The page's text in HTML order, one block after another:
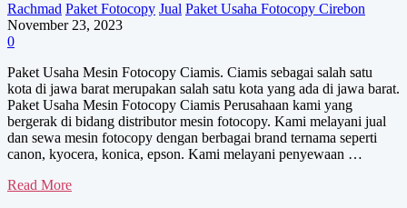
Rachmad Paket Fotocopy Jual Paket Usaha Fotocopy Cirebon
November 23, 2023
0
Paket Usaha Mesin Fotocopy Ciamis. Ciamis sebagai salah satu
kota di jawa barat merupakan salah satu kota yang ada di jawa barat.
Paket Usaha Mesin Fotocopy Ciamis Perusahaan kami yang
bergerak di bidang distributor mesin fotocopy. Kami melayani jual
dan sewa mesin fotocopy dengan berbagai brand ternama seperti
canon, kyocera, konica, epson. Kami melayani penyewaan …
Paket
Read More